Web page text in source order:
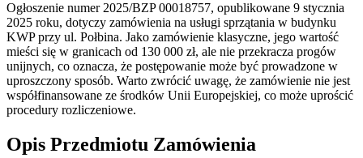
Ogłoszenie numer 2025/BZP 00018757, opublikowane 9 stycznia
2025 roku, dotyczy zamówienia na usługi sprzątania w budynku
KWP przy ul. Połbina. Jako zamówienie klasyczne, jego wartość
mieści się w granicach od 130 000 zł, ale nie przekracza progów
unijnych, co oznacza, że postępowanie może być prowadzone w
uproszczony sposób. Warto zwrócić uwagę, że zamówienie nie jest
współfinansowane ze środków Unii Europejskiej, co może uprościć
procedury rozliczeniowe.
Opis Przedmiotu Zamówienia